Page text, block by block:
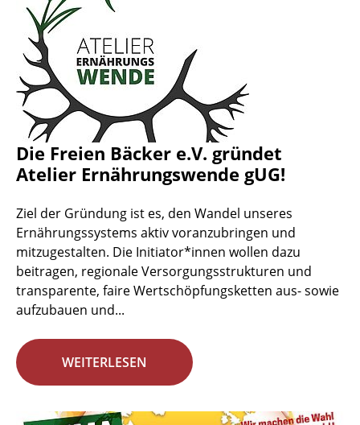
Die Freien Bäcker e.V. gründet
Atelier Ernährungswende gUG!
Ziel der Gründung ist es, den Wandel unseres
Ernährungssystems aktiv voranzubringen und
mitzugestalten. Die Initiator*innen wollen dazu
beitragen, regionale Versorgungsstrukturen und
transparente, faire Wertschöpfungsketten aus- sowie
aufzubauen und...
WEITERLESEN